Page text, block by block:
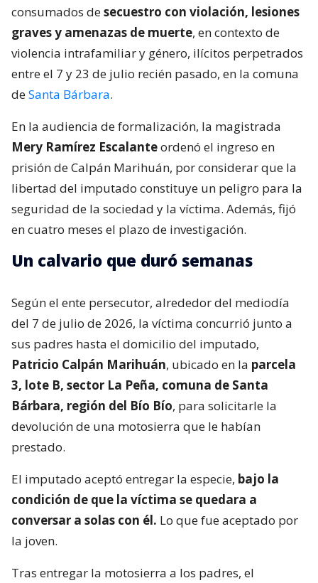
consumados desecuestro con violación, lesiones
graves y amenazas de muerte, en contexto de
violencia intrafamiliar y género, ilícitos perpetrados
entre el 7 y 23 de julio recién pasado, en la comuna
deSanta Bárbara.
En la audiencia de formalización, la magistrada
Mery Ramírez Escalanteordenó el ingreso en
prisión de Calpán Marihuán, por considerar que la
libertad del imputado constituye un peligro para la
seguridad de la sociedad y la víctima. Además, fijó
en cuatro meses el plazo de investigación.
Un calvario que duró semanas
Según el ente persecutor, alrededor del mediodía
del 7 de julio de 2026, la víctima concurrió junto a
sus padres hasta el domicilio del imputado,
Patricio Calpán Marihuán, ubicado en la parcela
3, lote B, sector La Peña, comuna de Santa
Bárbara, región del Bío Bío, para solicitarle la
devolución de una motosierra que le habían
prestado.
El imputado aceptó entregar la especie, bajo la
condición de que la víctima se quedara a
conversar a solas con él. Lo que fue aceptado por
la joven.
Tras entregar la motosierra a los padres, el